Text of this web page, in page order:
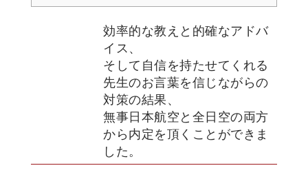
効率的な教えと的確なアドバ
イス、
そして自信を持たせてくれる
先生のお言葉を信じながらの
対策の結果、
無事日本航空と全日空の両方
から内定を頂くことができま
した。